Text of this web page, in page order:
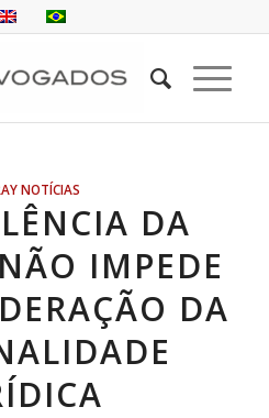
NOTÍCIAS
DA
IMPEDE
DA